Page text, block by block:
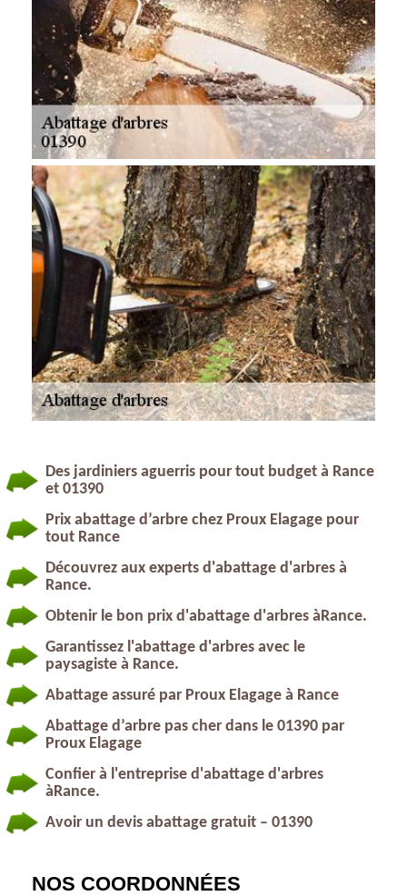
Des jardiniers aguerris pour tout budget à Rance
et 01390
Prix abattage d’arbre chez Proux Elagage pour
tout Rance
Découvrez aux experts d'abattage d'arbres à
Rance.
Obtenir le bon prix d'abattage d'arbres àRance.
Garantissez l'abattage d'arbres avec le
paysagiste à Rance.
Abattage assuré par Proux Elagage à Rance
Abattage d’arbre pas cher dans le 01390 par
Proux Elagage
Confier à l'entreprise d'abattage d'arbres
àRance.
Avoir un devis abattage gratuit – 01390
NOS COORDONNÉES